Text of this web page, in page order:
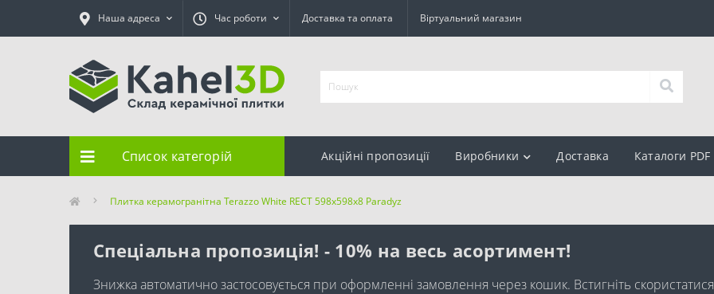
Наша адреса Час роботи Доставка та оплата Віртуальний магазин
Список категорій Акційні пропозиції Виробники Доставка Каталоги PDF
Плитка керамогранітна Terazzo White RECT 598x598x8 Paradyz
Спеціальна пропозиція! - 10% на весь асортимент!
Знижка автоматично застосовується при оформленні замовлення через кошик. Встигніть скористатися